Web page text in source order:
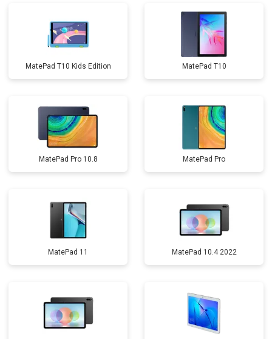
MatePad T10 Kids Edition MatePad T10
MatePad Pro 10.8 MatePad Pro
MatePad 11 MatePad 10.4 2022